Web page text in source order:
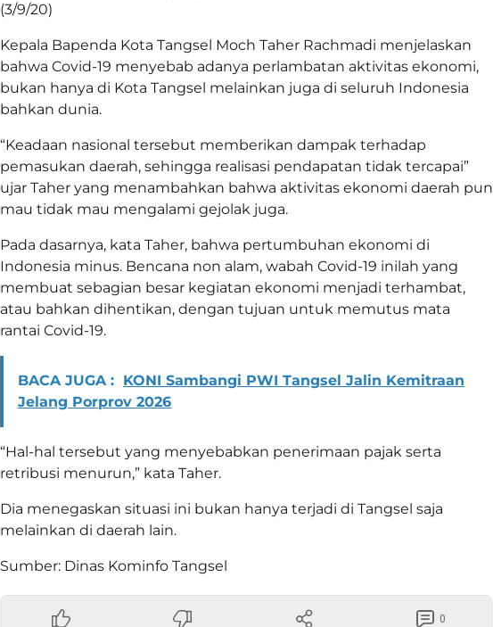
(3/9/20)
Kepala Bapenda Kota Tangsel Moch Taher Rachmadi menjelaskan
bahwa Covid-19 menyebab adanya perlambatan aktivitas ekonomi,
bukan hanya di Kota Tangsel melainkan juga di seluruh Indonesia
bahkan dunia.
“Keadaan nasional tersebut memberikan dampak terhadap
pemasukan daerah, sehingga realisasi pendapatan tidak tercapai”
ujar Taher yang menambahkan bahwa aktivitas ekonomi daerah pun
mau tidak mau mengalami gejolak juga.
Pada dasarnya, kata Taher, bahwa pertumbuhan ekonomi di
Indonesia minus. Bencana non alam, wabah Covid-19 inilah yang
membuat sebagian besar kegiatan ekonomi menjadi terhambat,
atau bahkan dihentikan, dengan tujuan untuk memutus mata
rantai Covid-19.
BACA JUGA : KONI Sambangi PWI Tangsel Jalin Kemitraan
Jelang Porprov 2026
“Hal-hal tersebut yang menyebabkan penerimaan pajak serta
retribusi menurun,” kata Taher.
Dia menegaskan situasi ini bukan hanya terjadi di Tangsel saja
melainkan di daerah lain.
Sumber: Dinas Kominfo Tangsel
0